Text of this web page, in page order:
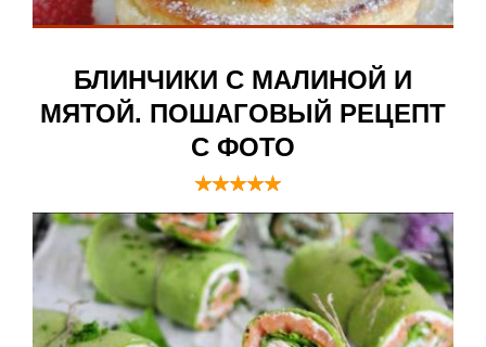
БЛИНЧИКИ С МАЛИНОЙ И
МЯТОЙ. ПОШАГОВЫЙ РЕЦЕПТ
С ФОТО